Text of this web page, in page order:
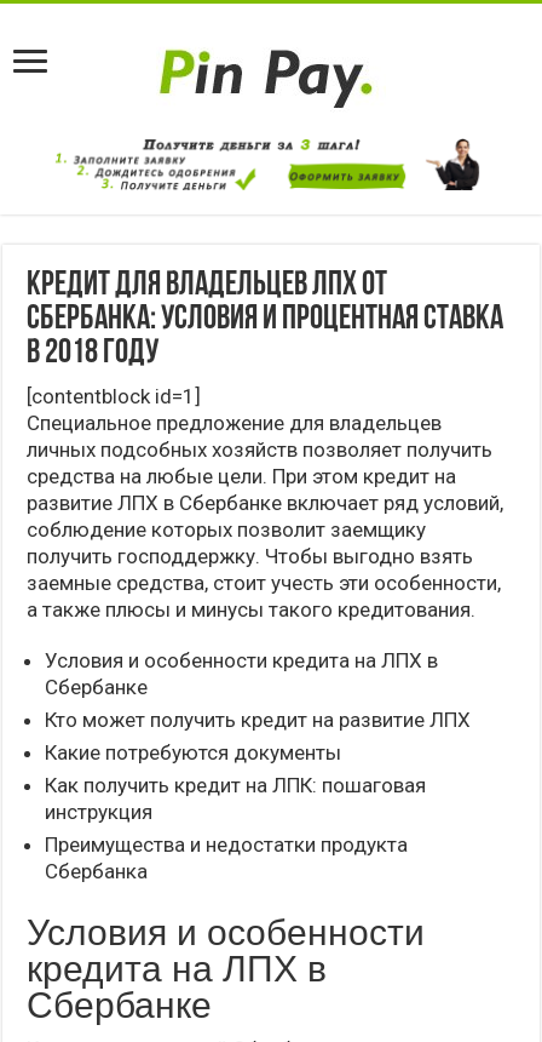
Кредит для владельцев ЛПХ от
Сбербанка: условия и процентная ставка
в 2018 году
[contentblock id=1]
Специальное предложение для владельцев
личных подсобных хозяйств позволяет получить
средства на любые цели. При этом кредит на
развитие ЛПХ в Сбербанке включает ряд условий,
соблюдение которых позволит заемщику
получить господдержку. Чтобы выгодно взять
заемные средства, стоит учесть эти особенности,
а также плюсы и минусы такого кредитования.
Условия и особенности кредита на ЛПХ в
Сбербанке
Кто может получить кредит на развитие ЛПХ
Какие потребуются документы
Как получить кредит на ЛПК: пошаговая
инструкция
Преимущества и недостатки продукта
Сбербанка
Условия и особенности
кредита на ЛПХ в
Сбербанке